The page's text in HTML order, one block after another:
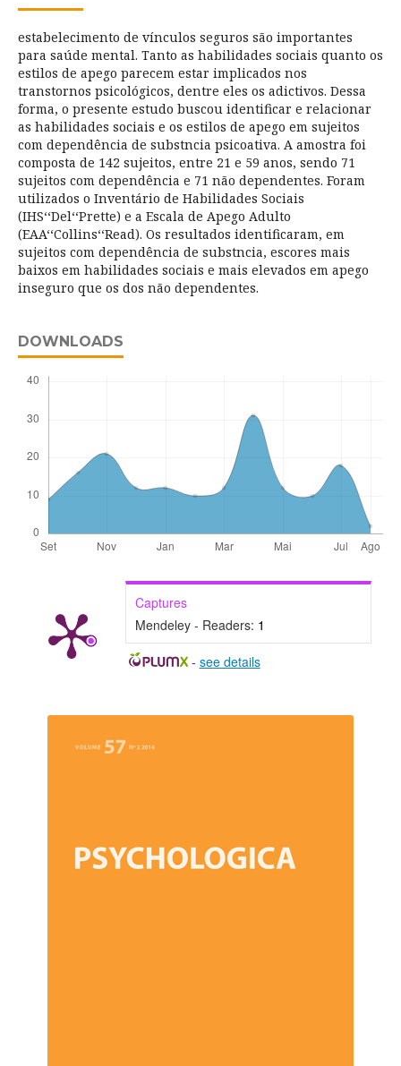
estabelecimento de vínculos seguros são importantes
para saúde mental. Tanto as habilidades sociais quanto os
estilos de apego parecem estar implicados nos
transtornos psicológicos, dentre eles os adictivos. Dessa
forma, o presente estudo buscou identificar e relacionar
as habilidades sociais e os estilos de apego em sujeitos
com dependência de substncia psicoativa. A amostra foi
composta de 142 sujeitos, entre 21 e 59 anos, sendo 71
sujeitos com dependência e 71 não dependentes. Foram
utilizados o Inventário de Habilidades Sociais
(IHS‘‘Del‘‘Prette) e a Escala de Apego Adulto
(EAA‘‘Collins‘‘Read). Os resultados identificaram, em
sujeitos com dependência de substncia, escores mais
baixos em habilidades sociais e mais elevados em apego
inseguro que os dos não dependentes.
DOWNLOADS
Captures
Mendeley - Readers: 1
- see details